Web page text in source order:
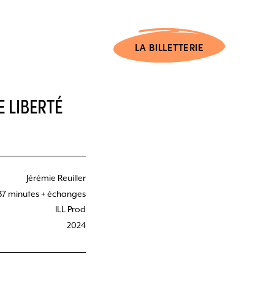
LA BILLETTERIE
Jérémie Reuiller
minutes + échanges
ILL Prod
2024